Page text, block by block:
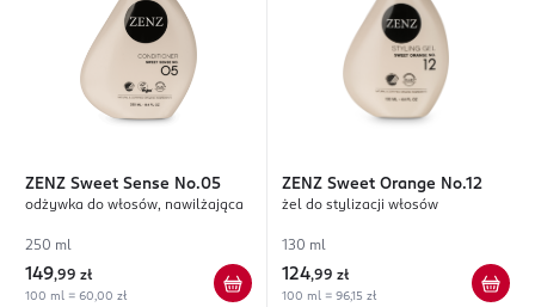
ZENZ Sweet Sense No.05
odżywka do włosów, nawilżająca
250 ml
149,99 zł
100 ml = 60,00 zł
ZENZ Sweet Orange No.12
żel do stylizacji włosów
130 ml
124,99 zł
100 ml = 96,15 zł